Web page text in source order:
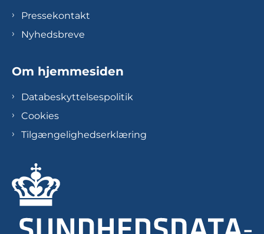
Pressekontakt
Nyhedsbreve
Om hjemmesiden
Databeskyttelsespolitik
Cookies
Tilgængelighedserklæring